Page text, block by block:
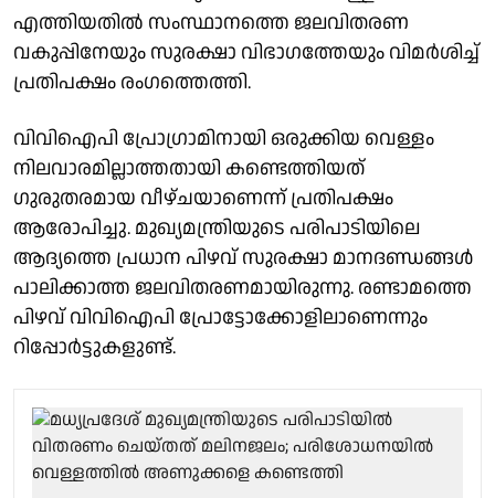
എത്തിയതിൽ സംസ്ഥാനത്തെ ജലവിതരണ
വകുപ്പിനേയും സുരക്ഷാ വിഭാഗത്തേയും വിമർശിച്ച്
പ്രതിപക്ഷം രംഗത്തെത്തി.
വിവിഐപി പ്രോഗ്രാമിനായി ഒരുക്കിയ വെള്ളം
നിലവാരമില്ലാത്തതായി കണ്ടെത്തിയത്
ഗുരുതരമായ വീഴ്ചയാണെന്ന് പ്രതിപക്ഷം
ആരോപിച്ചു. മുഖ്യമന്ത്രിയുടെ പരിപാടിയിലെ
ആദ്യത്തെ പ്രധാന പിഴവ് സുരക്ഷാ മാനദണ്ഡങ്ങൾ
പാലിക്കാത്ത ജലവിതരണമായിരുന്നു. രണ്ടാമത്തെ
പിഴവ് വിവിഐപി പ്രോട്ടോക്കോളിലാണെന്നും
റിപ്പോർട്ടുകളുണ്ട്.